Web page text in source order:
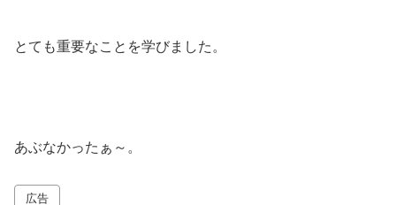
とても重要なことを学びました。
あぶなかったぁ～。
広告